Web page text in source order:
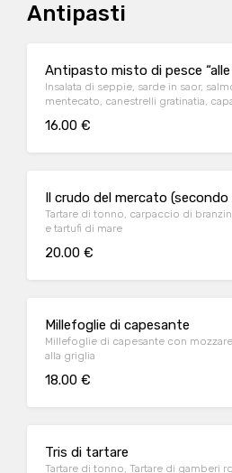
Antipasti
Antipasto misto di pesce
Insalata di seppie, sarde in saor,
mentecato, canestrelli gratinatia,
16.00 €
Il crudo del mercato
Tartare di tonno, carpaccio di
e tartufi di mare
20.00 €
Millefoglie di capesante
Millefoglie di capesante con
alla griglia
18.00 €
Tris di tartare
Tartare di tonno, Tartare di gamberi